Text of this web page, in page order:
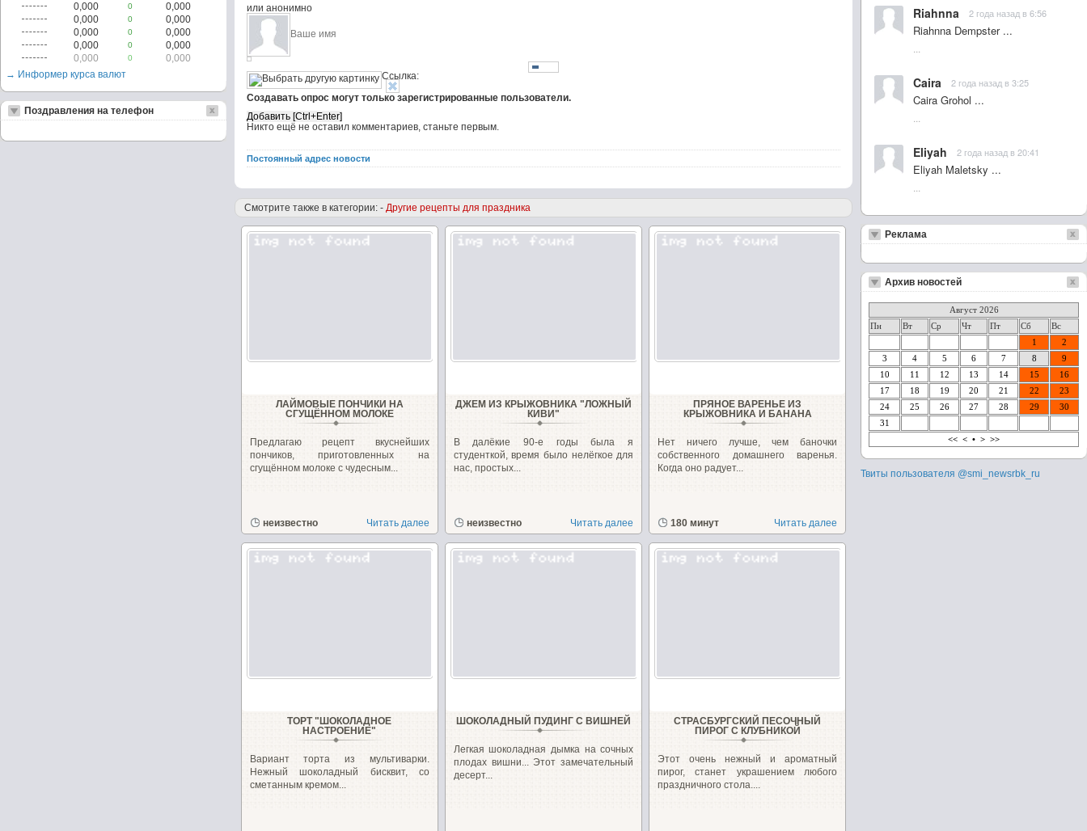
или анонимно
Ссылка:
Создавать опрос могут только зарегистрированные пользователи.
Никто ещё не оставил комментариев, станьте первым.
Постоянный адрес новости
Смотрите также в категории: -Другие рецепты для праздника
ЛАЙМОВЫЕ ПОНЧИКИ НА
СГУЩЁННОМ МОЛОКЕ
Предлагаю рецепт вкуснейших
пончиков, приготовленных на
сгущённом молоке с чудесным...
неизвестно Читать далее
ДЖЕМ ИЗ КРЫЖОВНИКА "ЛОЖНЫЙ
КИВИ"
В далёкие 90-е годы была я
студенткой, время было нелёгкое для
нас, простых...
неизвестно Читать далее
ПРЯНОЕ ВАРЕНЬЕ ИЗ
КРЫЖОВНИКА И БАНАНА
Нет ничего лучше, чем баночки
собственного домашнего варенья.
Когда оно радует...
180 минут Читать далее
ТОРТ "ШОКОЛАДНОЕ
НАСТРОЕНИЕ"
Вариант торта из мультиварки.
Нежный шоколадный бисквит, со
сметанным кремом...
ШОКОЛАДНЫЙ ПУДИНГ С ВИШНЕЙ
Легкая шоколадная дымка на сочных
плодах вишни... Этот замечательный
десерт...
СТРАСБУРГСКИЙ ПЕСОЧНЫЙ
ПИРОГ С КЛУБНИКОЙ
Этот очень нежный и ароматный
пирог, станет украшением любого
праздничного стола....
0,000
0
0,000
0,000
0
0,000
0,000
0
0,000
0,000
0
0,000
0,000
0
0,000
→ Информер курса валют
Поздравления на телефон
Riahnna 2 года назад в 6:56
Riahnna Dempster ...
Caira 2 года назад в 3:25
Caira Grohol ...
Eliyah 2 года назад в 20:41
Eliyah Maletsky ...
Реклама
Архив новостей
Август 2026
Пн
Вт Ср Чт Пт Сб
Вс
1
2
3
4 5 6 7 8
9
10
11 12 13 14 15
16
17
18 19 20 21 22
23
24
25 26 27 28 29
30
31
<< < • > >>
Твиты пользователя @smi_newsrbk_ru